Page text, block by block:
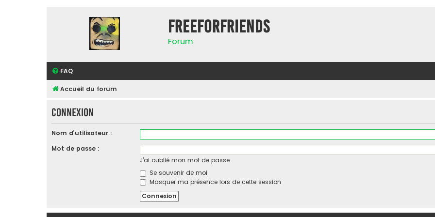
FreeForFriends
Forum
FAQ
Accueil du forum
Connexion
Nom d’utilisateur :
Mot de passe :
J’ai oublié mon mot de passe
Se souvenir de moi
Masquer ma présence lors de cette session